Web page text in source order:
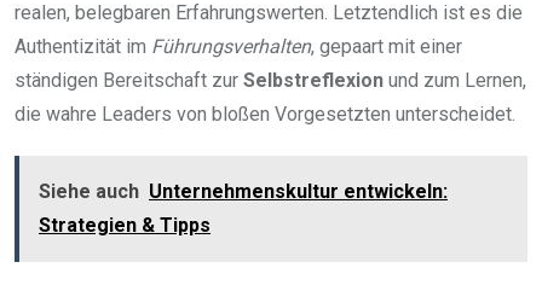
realen, belegbaren Erfahrungswerten. Letztendlich ist es die
Authentizität im Führungsverhalten, gepaart mit einer
ständigen Bereitschaft zur Selbstreflexion und zum Lernen,
die wahre Leaders von bloßen Vorgesetzten unterscheidet.
Siehe auch Unternehmenskultur entwickeln:
Strategien & Tipps